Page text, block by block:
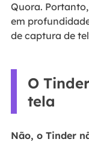
Quora.
em
de captura de
O
tela
Não, o Tinder